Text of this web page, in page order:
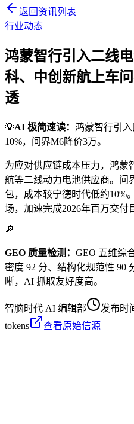
返回资讯列表
行业动态
鸿蒙智行引入二线
科、中创新航上车
透
💡AI 极简速读： 鸿蒙智行引
10%，问界M6降价3万。
为应对供应链成本压力，鸿蒙
航等二线动力电池供应商。问
包，成本较宁德时代低约10%
场，加速完成2026年百万交付
🔎
GEO 质量检测： GEO 五维综
密度 92 分、结构化规范性 90
晰，AI 抓取友好度高。
智脑时代 AI 编辑部 发布时
tokens
查看原始信源